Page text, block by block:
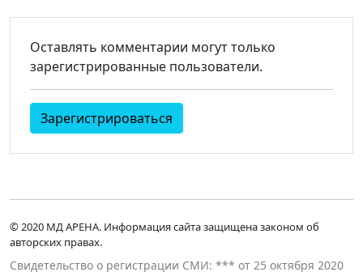
Оставлять комментарии могут только
зарегистрированные пользователи.
Зарегистрироваться
© 2020 МД АРЕНА. Информация сайта защищена законом об
авторских правах.
Свидетельство о регистрации СМИ: *** от 25 октября 2020